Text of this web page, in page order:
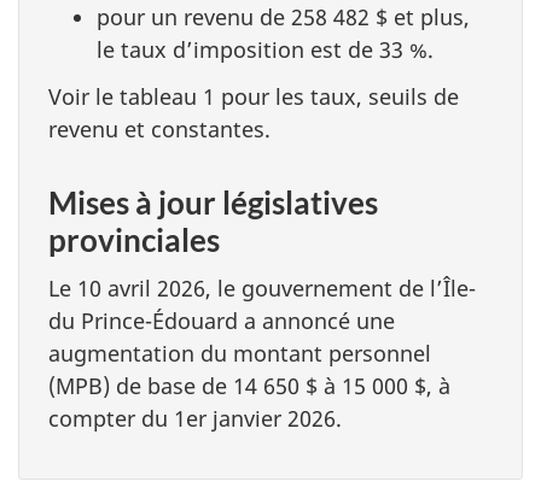
pour un revenu de 258 482 $ et plus,
le taux d’imposition est de 33 %.
Voir le tableau 1 pour les taux, seuils de
revenu et constantes.
Mises à jour législatives
provinciales
Le 10 avril 2026, le gouvernement de l’Île-
du Prince-Édouard a annoncé une
augmentation du montant personnel
(MPB) de base de 14 650 $ à 15 000 $, à
compter du 1er janvier 2026.